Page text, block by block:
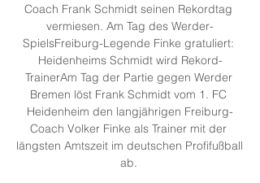
Coach Frank Schmidt seinen Rekordtag
vermiesen. Am Tag des Werder-
SpielsFreiburg-Legende Finke gratuliert:
Heidenheims Schmidt wird Rekord-
TrainerAm Tag der Partie gegen Werder
Bremen löst Frank Schmidt vom 1. FC
Heidenheim den langjährigen Freiburg-
Coach Volker Finke als Trainer mit der
längsten Amtszeit im deutschen Profifußball
ab.